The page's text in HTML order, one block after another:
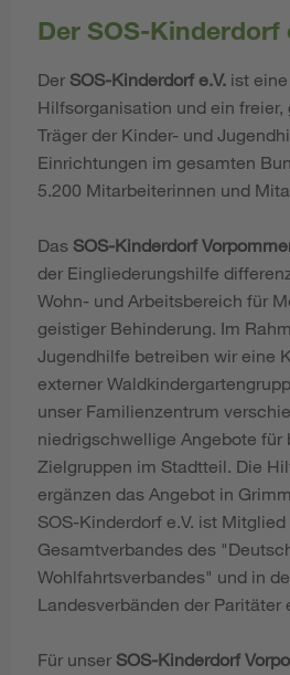
Der SOS-Kinderdorf
Der SOS-Kinderdorf e.V. ist
Hilfsorganisation und ein
Träger der Kinder- und
Einrichtungen im gesamten
5.200 Mitarbeiterinnen und
Das SOS-Kinderdorf
der Eingliederungshilfe
Wohn- und Arbeitsbereich für
geistiger Behinderung. Im
Jugendhilfe betreiben wir eine
externer
unser Familienzentrum
niedrigschwellige Angebote für
Zielgruppen im Stadtteil. Die
ergänzen das Angebot in
SOS-Kinderdorf e.V. ist Mitglied
Gesamtverbandes des
Wohlfahrtsverbandes" und in
Landesverbänden der Paritäter
Für unser SOS-Kinderdorf